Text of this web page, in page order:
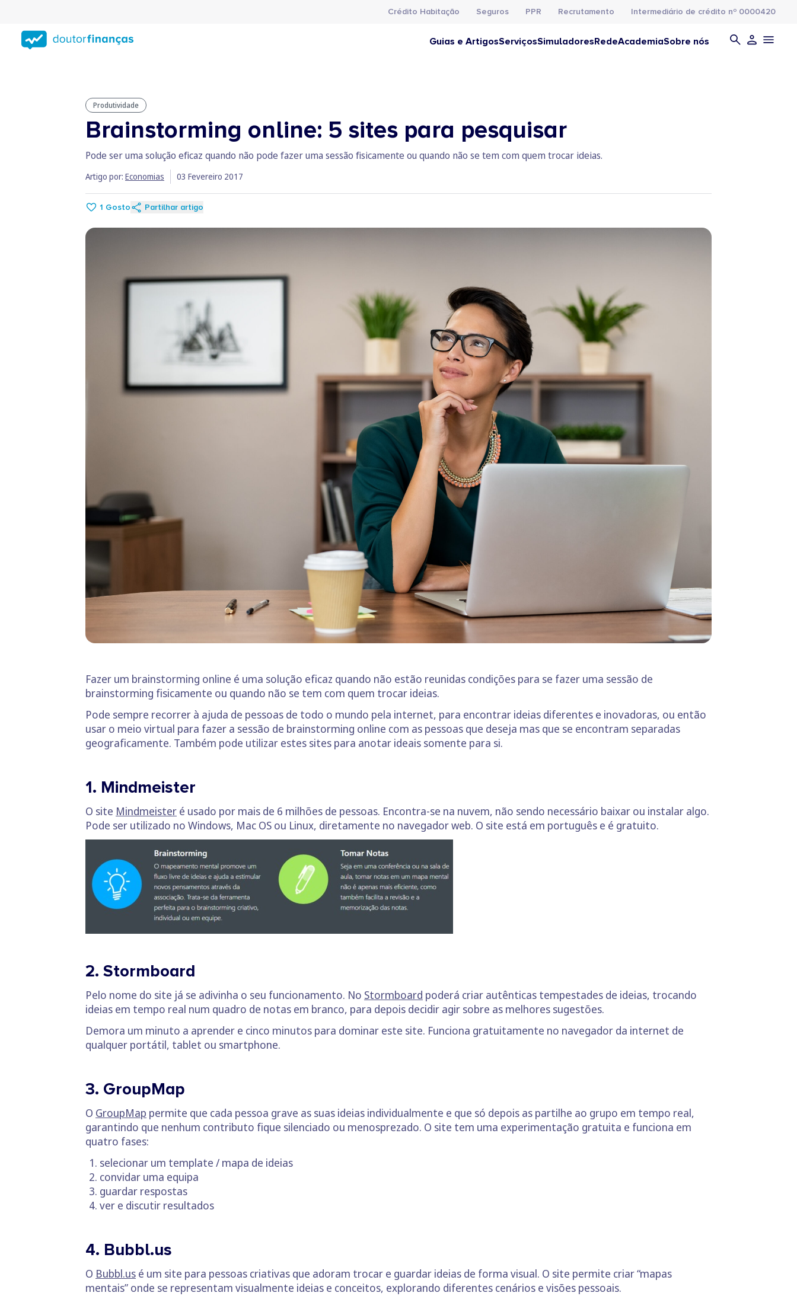
conteúdo
principal
Crédito Habitação Seguros PPR Recrutamento Intermediário de crédito nº 0000420
Guias e ArtigosServiçosSimuladoresRedeAcademiaSobre nós
Produtividade
Brainstorming online: 5 sites para pesquisar
Pode ser uma solução eficaz quando não pode fazer uma sessão fisicamente ou quando não se tem com quem trocar ideias.
Artigo por: Economias 03 Fevereiro 2017
1 Gosto Partilhar artigo
Fazer um brainstorming online é uma solução eficaz quando não estão reunidas condições para se fazer uma sessão de
brainstorming fisicamente ou quando não se tem com quem trocar ideias.
Pode sempre recorrer à ajuda de pessoas de todo o mundo pela internet, para encontrar ideias diferentes e inovadoras, ou então
usar o meio virtual para fazer a sessão de brainstorming online com as pessoas que deseja mas que se encontram separadas
geograficamente. Também pode utilizar estes sites para anotar ideais somente para si.
1. Mindmeister
O site Mindmeister é usado por mais de 6 milhões de pessoas. Encontra-se na nuvem, não sendo necessário baixar ou instalar algo.
Pode ser utilizado no Windows, Mac OS ou Linux, diretamente no navegador web. O site está em português e é gratuito.
2. Stormboard
Pelo nome do site já se adivinha o seu funcionamento. No Stormboard poderá criar autênticas tempestades de ideias, trocando
ideias em tempo real num quadro de notas em branco, para depois decidir agir sobre as melhores sugestões.
Demora um minuto a aprender e cinco minutos para dominar este site. Funciona gratuitamente no navegador da internet de
qualquer portátil, tablet ou smartphone.
3. GroupMap
O GroupMap permite que cada pessoa grave as suas ideias individualmente e que só depois as partilhe ao grupo em tempo real,
garantindo que nenhum contributo fique silenciado ou menosprezado. O site tem uma experimentação gratuita e funciona em
quatro fases:
selecionar um template / mapa de ideias
convidar uma equipa
guardar respostas
ver e discutir resultados
4. Bubbl.us
O Bubbl.us é um site para pessoas criativas que adoram trocar e guardar ideias de forma visual. O site permite criar “mapas
mentais” onde se representam visualmente ideias e conceitos, explorando diferentes cenários e visões pessoais.